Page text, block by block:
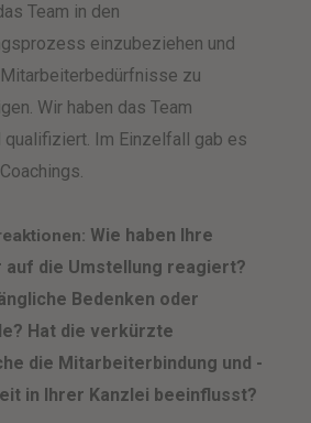
Team in den
einzubeziehen und
zu
Wir haben das Team
qualifiziert. Im Einzelfall gab es
Wie haben Ihre
die Umstellung reagiert?
Bedenken oder
Hat die verkürzte
die Mitarbeiterbindung und -
in Ihrer Kanzlei beeinflusst?